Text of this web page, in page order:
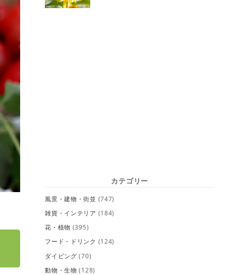
カテゴリー
風景・建物・街並 (747)
雑貨・インテリア (184)
花・植物 (395)
フード・ドリンク (124)
ダイビング (70)
動物・生物 (128)